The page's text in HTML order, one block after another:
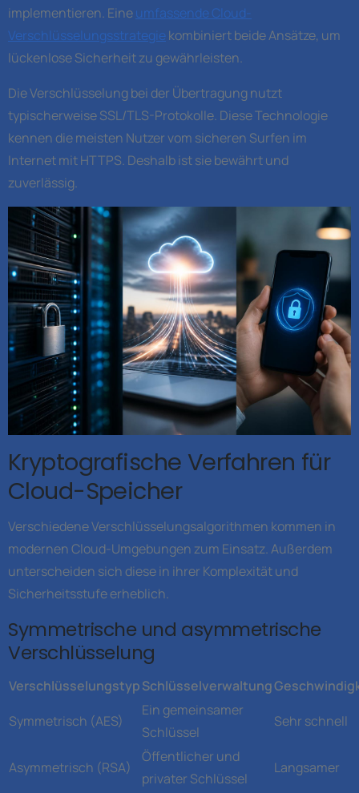
implementieren. Eineumfassende Cloud-
Verschlüsselungsstrategiekombiniert beide Ansätze, um
lückenlose Sicherheit zu gewährleisten.
Die Verschlüsselung bei der Übertragung nutzt
typischerweise SSL/TLS-Protokolle. Diese Technologie
kennen die meisten Nutzer vom sicheren Surfen im
Internet mit HTTPS. Deshalb ist sie bewährt und
zuverlässig.
Kryptografische Verfahren für
Cloud-Speicher
Verschiedene Verschlüsselungsalgorithmen kommen in
modernen Cloud-Umgebungen zum Einsatz. Außerdem
unterscheiden sich diese in ihrer Komplexität und
Sicherheitsstufe erheblich.
Symmetrische und asymmetrische
Verschlüsselung
VerschlüsselungstypSchlüsselverwaltung
Symmetrisch (AES)
Ein gemeinsamer
Schlüssel
Sehr schnell
Asymmetrisch (RSA)
Öffentlicher und
privater Schlüssel
Langsamer